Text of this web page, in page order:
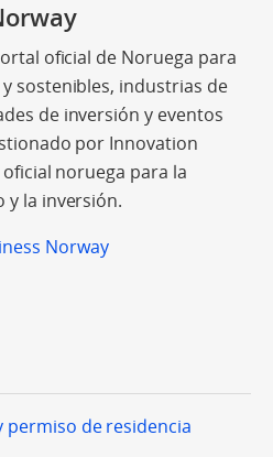
oficial de Noruega para
sostenibles, industrias de
de inversión y eventos
por Innovation
noruega para la
y la inversión.
Norway
permiso de residencia